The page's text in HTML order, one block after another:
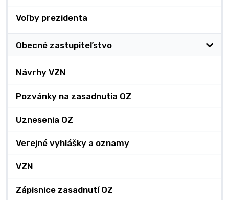
Voľby prezidenta
Obecné zastupiteľstvo
Návrhy VZN
Pozvánky na zasadnutia OZ
Uznesenia OZ
Verejné vyhlášky a oznamy
VZN
Zápisnice zasadnutí OZ